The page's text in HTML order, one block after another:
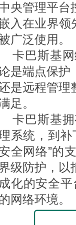
央管理平台
入在业界领
广泛使用。
卡巴斯基
是端点保护
是远程管理
足。
卡巴斯基
系统，到补
全网络”的
级防护，以
成化的安全
网络环境。